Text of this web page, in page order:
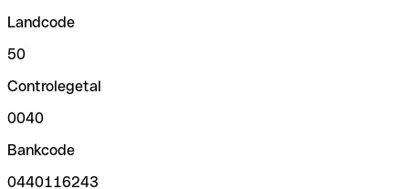
Landcode
50
Controlegetal
0040
Bankcode
0440116243